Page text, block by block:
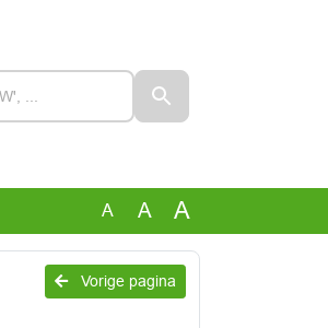
A A A
Vorige pagina